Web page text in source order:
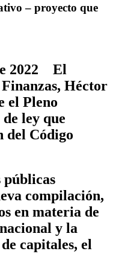
– proyecto que
2022 El
Héctor
el Pleno
ley que
del Código
públicas
compilación,
en materia de
y la
capitales, el